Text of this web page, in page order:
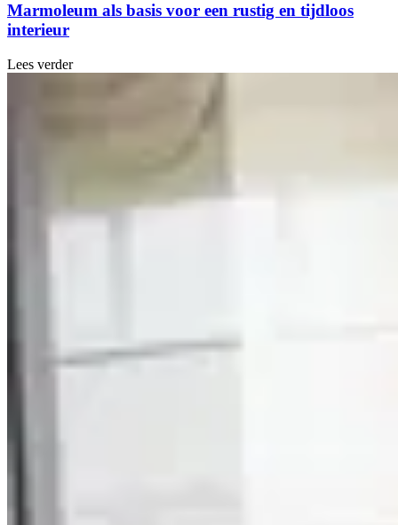
Marmoleum als basis voor een rustig en tijdloos
interieur
Lees verder